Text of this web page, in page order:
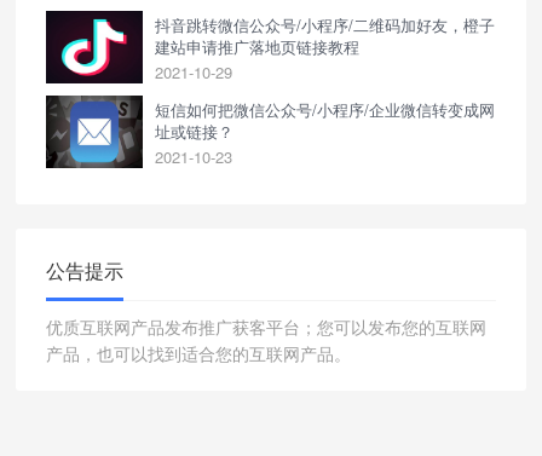
抖音跳转微信公众号/小程序/二维码加好友，橙子
建站申请推广落地页链接教程
2021-10-29
短信如何把微信公众号/小程序/企业微信转变成网
址或链接？
2021-10-23
公告提示
优质互联网产品发布推广获客平台；您可以发布您的互联网
产品，也可以找到适合您的互联网产品。